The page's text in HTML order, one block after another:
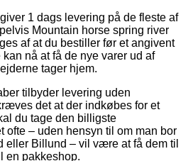
1 dags levering på de fleste af
Mountain horse spring river
af at du bestiller før et angivent
nå at få de nye varer ud af
tager hjem.
tilbyder levering uden
det at der indkøbes for et
du tage den billigste
ofte – uden hensyn til om man bor
eller Billund – vil være at få dem til
en pakkeshop.